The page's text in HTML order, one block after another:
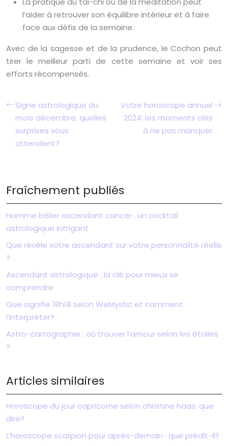
l’aider à retrouver son équilibre intérieur et à faire
face aux défis de la semaine.
Avec de la sagesse et de la prudence, le Cochon peut
tirer le meilleur parti de cette semaine et voir ses
efforts récompensés.
Signe astrologique du
mois décembre, quelles
surprises vous
attendent?
Votre horoscope annuel
2024: les moments clés
à ne pas manquer
Fraîchement publiés
Homme bélier ascendant cancer : un cocktail
astrologique intrigant
Que révèle votre ascendant sur votre personnalité réelle
?
Ascendant astrologique : la clé pour mieux se
comprendre
Que signifie 18h18 selon WeMystic et comment
l’interpréter?
Astro-cartographie : où trouver l’amour selon les étoiles
?
Articles similaires
Horoscope du jour capricorne selon christine haas: que
dire?
L’horoscope scorpion pour après-demain : que prédit-il?